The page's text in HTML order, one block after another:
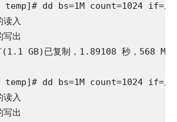
temp]# dd bs=1M count=1024
入
出
(1.1 GB)已复制，1.89108 秒，568
temp]# dd bs=1M count=1024
入
出